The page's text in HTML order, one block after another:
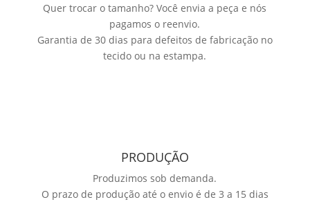
Quer trocar o tamanho? Você envia a peça e nós
pagamos o reenvio.
Garantia de 30 dias para defeitos de fabricação no
tecido ou na estampa.
PRODUÇÃO
Produzimos sob demanda.
O prazo de produção até o envio é de 3 a 15 dias